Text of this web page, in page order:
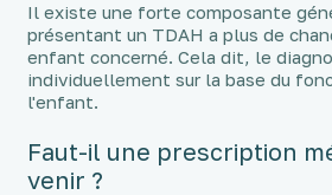
Il existe une forte composante
présentant un TDAH a plus de
enfant concerné. Cela dit, le
individuellement sur la base du
l'enfant.
Faut-il une prescription
venir ?